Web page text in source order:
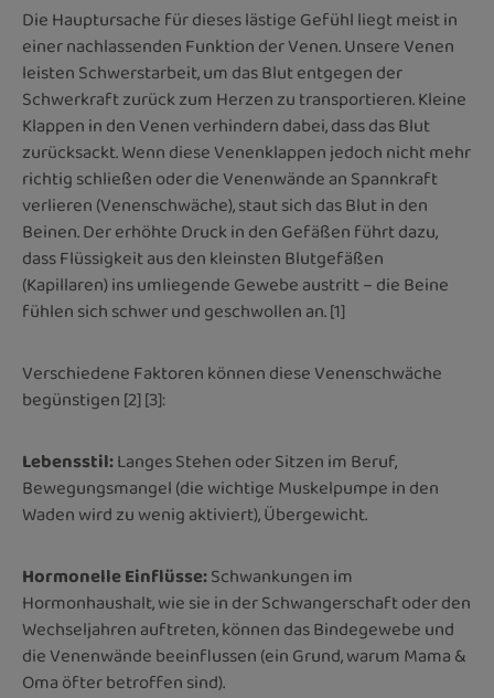
Die Hauptursache für dieses lästige Gefühl liegt meist in
einer nachlassenden Funktion der Venen. Unsere Venen
leisten Schwerstarbeit, um das Blut entgegen der
Schwerkraft zurück zum Herzen zu transportieren. Kleine
Klappen in den Venen verhindern dabei, dass das Blut
zurücksackt. Wenn diese Venenklappen jedoch nicht mehr
richtig schließen oder die Venenwände an Spannkraft
verlieren (Venenschwäche), staut sich das Blut in den
Beinen. Der erhöhte Druck in den Gefäßen führt dazu,
dass Flüssigkeit aus den kleinsten Blutgefäßen
(Kapillaren) ins umliegende Gewebe austritt – die Beine
fühlen sich schwer und geschwollen an. [1]
Verschiedene Faktoren können diese Venenschwäche
begünstigen [2] [3]:
Lebensstil:Langes Stehen oder Sitzen im Beruf,
Bewegungsmangel (die wichtige Muskelpumpe in den
Waden wird zu wenig aktiviert), Übergewicht.
Hormonelle Einflüsse:Schwankungen im
Hormonhaushalt, wie sie in der Schwangerschaft oder den
Wechseljahren auftreten, können das Bindegewebe und
die Venenwände beeinflussen (ein Grund, warum Mama &
Oma öfter betroffen sind).